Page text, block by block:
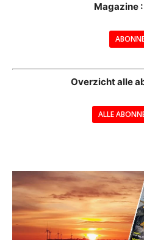
Magazine
Overzicht alle
ALLE